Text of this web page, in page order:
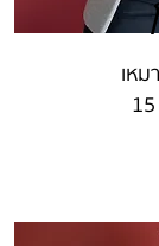
เห